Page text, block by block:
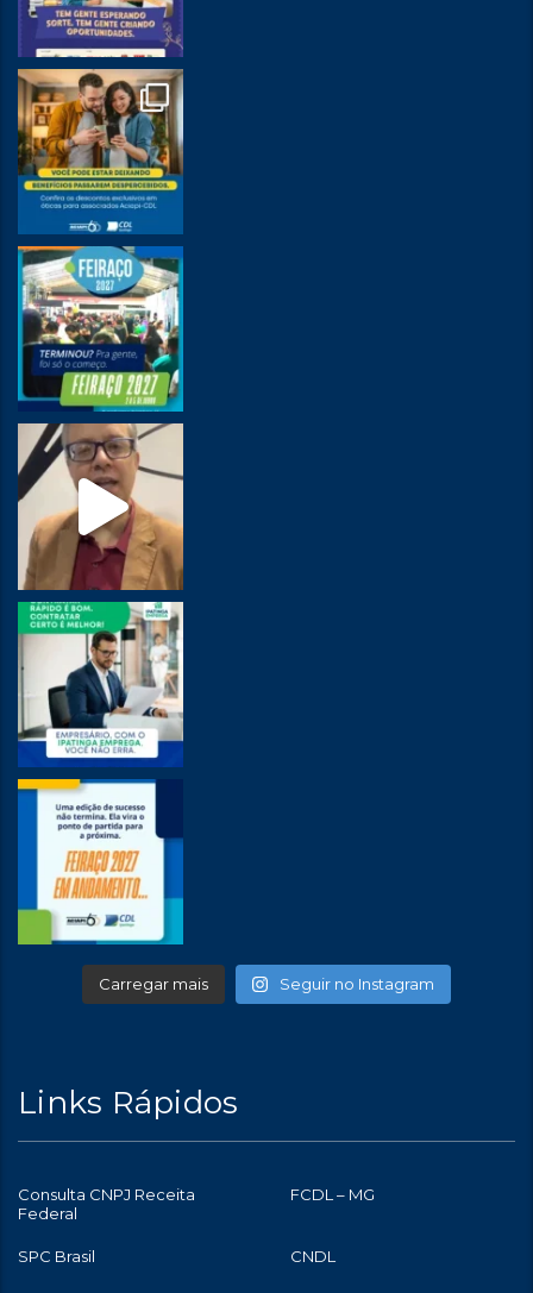
Carregar mais Seguir no Instagram
Links Rápidos
Consulta CNPJ Receita
Federal
FCDL – MG
SPC Brasil CNDL